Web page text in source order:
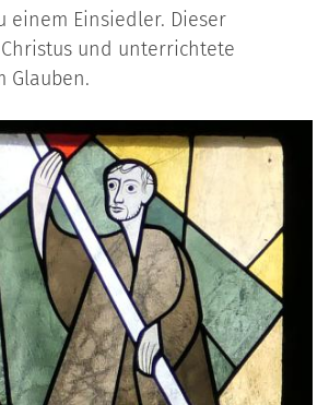
einem Einsiedler. Dieser
und unterrichtete
Glauben.